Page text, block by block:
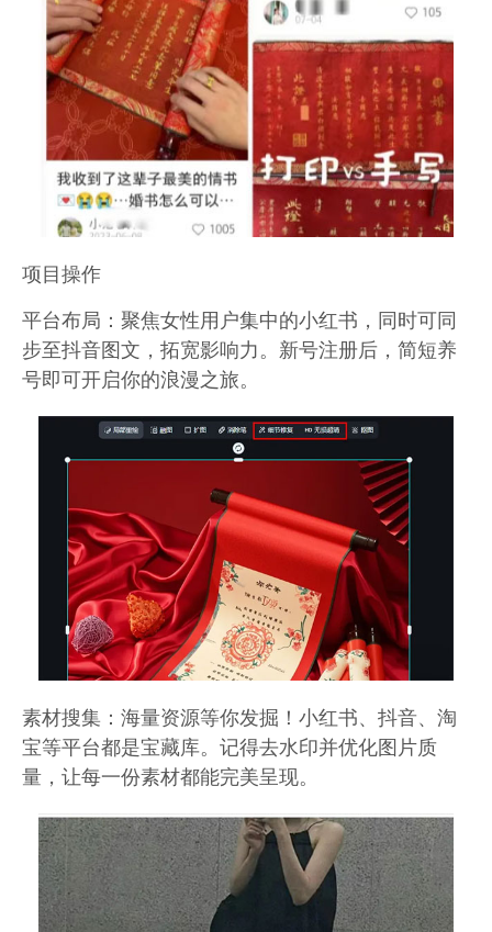
项目操作
平台布局：聚焦女性用户集中的小红书，同时可同
步至抖音图文，拓宽影响力。新号注册后，简短养
号即可开启你的浪漫之旅。
素材搜集：海量资源等你发掘！小红书、抖音、淘
宝等平台都是宝藏库。记得去水印并优化图片质
量，让每一份素材都能完美呈现。